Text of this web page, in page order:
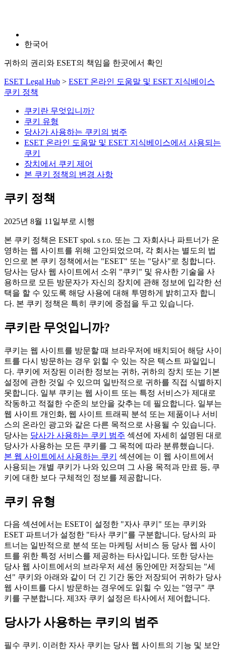
한국어
귀하의 권리와 ESET의 책임을 한곳에서 확인
ESET Legal Hub > ESET 온라인 도움말 및 ESET 지식베이스
쿠키 정책
쿠키란 무엇입니까?
쿠키 유형
당사가 사용하는 쿠키의 범주
ESET 온라인 도움말 및 ESET 지식베이스에서 사용되는
쿠키
장치에서 쿠키 제어
본 쿠키 정책의 변경 사항
쿠키 정책
2025년 8월 11일부로 시행
본 쿠키 정책은 ESET spol. s r.o. 또는 그 자회사나 파트너가 운
영하는 웹 사이트를 위해 고안되었으며, 각 회사는 별도의 법
인으로 본 쿠키 정책에서는 "ESET" 또는 "당사"로 칭합니다.
당사는 당사 웹 사이트에서 소위 "쿠키" 및 유사한 기술을 사
용하므로 모든 방문자가 자신의 장치에 관해 정보에 입각한 선
택을 할 수 있도록 해당 사용에 대해 투명하게 밝히고자 합니
다. 본 쿠키 정책은 특히 쿠키에 중점을 두고 있습니다.
쿠키란 무엇입니까?
쿠키는 웹 사이트를 방문할 때 브라우저에 배치되어 해당 사이
트를 다시 방문하는 경우 읽힐 수 있는 작은 텍스트 파일입니
다. 쿠키에 저장된 이러한 정보는 귀하, 귀하의 장치 또는 기본
설정에 관한 것일 수 있으며 일반적으로 귀하를 직접 식별하지
못합니다. 일부 쿠키는 웹 사이트 또는 특정 서비스가 제대로
작동하고 적절한 수준의 보안을 갖추는 데 필요합니다. 일부는
웹 사이트 개인화, 웹 사이트 트래픽 분석 또는 제품이나 서비
스의 온라인 광고와 같은 다른 목적으로 사용될 수 있습니다.
당사는 당사가 사용하는 쿠키 범주 섹션에 자세히 설명된 대로
당사가 사용하는 모든 쿠키를 그 목적에 따라 분류했습니다.
본 웹 사이트에서 사용하는 쿠키
섹션에는 이 웹 사이트에서
사용되는 개별 쿠키가 나와 있으며 그 사용 목적과 만료 등, 쿠
키에 대한 보다 구체적인 정보를 제공합니다.
쿠키 유형
다음 섹션에서는 ESET이 설정한 "자사 쿠키" 또는 쿠키와
ESET 파트너가 설정한 "타사 쿠키"를 구분합니다. 당사의 파
트너는 일반적으로 분석 또는 마케팅 서비스 등 당사 웹 사이
트를 위한 특정 서비스를 제공하는 타사입니다. 또한 당사는
당사 웹 사이트에서의 브라우저 세션 동안에만 저장되는 "세
션" 쿠키와 아래와 같이 더 긴 기간 동안 저장되어 귀하가 당사
웹 사이트를 다시 방문하는 경우에도 읽힐 수 있는 "영구" 쿠
키를 구분합니다. 제3자 쿠키 설정은 타사에서 제어합니다.
당사가 사용하는 쿠키의 범주
필수 쿠키. 이러한 자사 쿠키는 당사 웹 사이트의 기능 및 보안